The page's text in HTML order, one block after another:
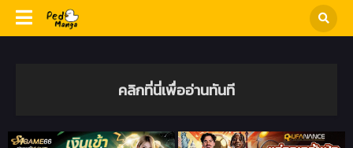
คลิกที่นี่เพื่ออ่านทันที